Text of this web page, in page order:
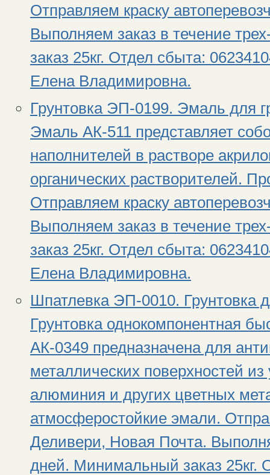
Отправляем краску
Выполняем заказ в течение
заказ 25кг. Отдел сбыта:
Елена Владимировна.
Грунтовка ЭП-0199. Эмаль для
Эмаль АК-511 представляет
наполнителей в растворе
органических растворителей.
Отправляем краску
Выполняем заказ в течение
заказ 25кг. Отдел сбыта:
Елена Владимировна.
Шпатлевка ЭП-0010. Грунтовка
Грунтовка однокомпонентная
АК-0349 предназначена для
металлических поверхностей
алюминия и других цветных
атмосферостойкие эмали.
Деливери, Новая Почта.
дней. Минимальный заказ 25кг.